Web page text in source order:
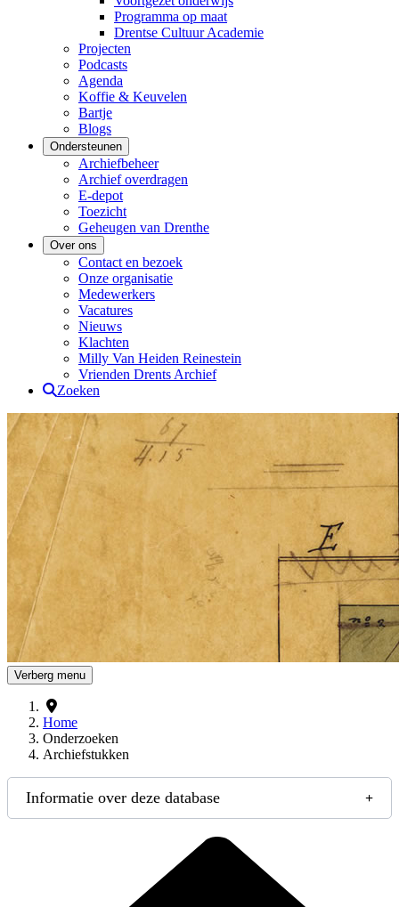
Programma op maat
Drentse Cultuur Academie
Projecten
Podcasts
Agenda
Koffie & Keuvelen
Bartje
Blogs
Ondersteunen
Archiefbeheer
Archief overdragen
E-depot
Toezicht
Geheugen van Drenthe
Over ons
Contact en bezoek
Onze organisatie
Medewerkers
Vacatures
Nieuws
Klachten
Milly Van Heiden Reinestein
Vrienden Drents Archief
Zoeken
Drents Archief
Verberg menu
Home
Onderzoeken
Archiefstukken
Informatie over deze database